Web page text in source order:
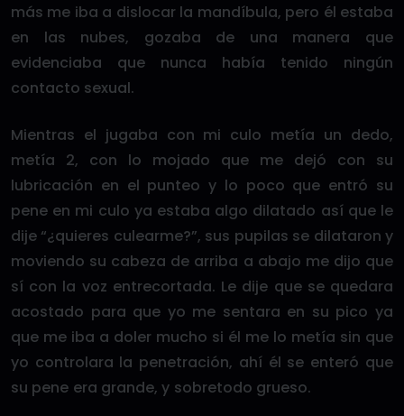
más me iba a dislocar la mandíbula, pero él estaba
en las nubes, gozaba de una manera que
evidenciaba que nunca había tenido ningún
contacto sexual.
Mientras el jugaba con mi culo metía un dedo,
metía 2, con lo mojado que me dejó con su
lubricación en el punteo y lo poco que entró su
pene en mi culo ya estaba algo dilatado así que le
dije “¿quieres culearme?”, sus pupilas se dilataron y
moviendo su cabeza de arriba a abajo me dijo que
sí con la voz entrecortada. Le dije que se quedara
acostado para que yo me sentara en su pico ya
que me iba a doler mucho si él me lo metía sin que
yo controlara la penetración, ahí él se enteró que
su pene era grande, y sobretodo grueso.